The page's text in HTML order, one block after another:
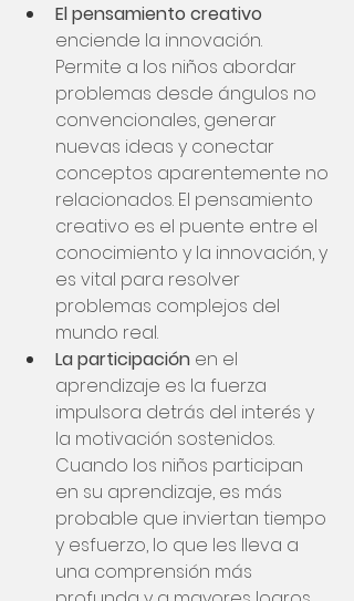
El pensamiento creativo
enciende la innovación.
Permite a los niños abordar
problemas desde ángulos no
convencionales, generar
nuevas ideas y conectar
conceptos aparentemente no
relacionados. El pensamiento
creativo es el puente entre el
conocimiento y la innovación, y
es vital para resolver
problemas complejos del
mundo real.
La participación en el
aprendizaje es la fuerza
impulsora detrás del interés y
la motivación sostenidos.
Cuando los niños participan
en su aprendizaje, es más
probable que inviertan tiempo
y esfuerzo, lo que les lleva a
una comprensión más